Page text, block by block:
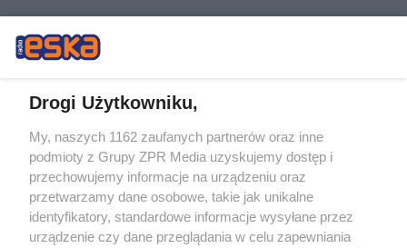
Drogi Użytkowniku,
My, naszych 1162 zaufanych partnerów oraz inne
podmioty z Grupy ZPR Media uzyskujemy dostęp i
przechowujemy informacje na urządzeniu oraz
przetwarzamy dane osobowe, takie jak unikalne
identyfikatory, standardowe informacje wysyłane przez
urządzenie czy dane przeglądania w celu zapewniania